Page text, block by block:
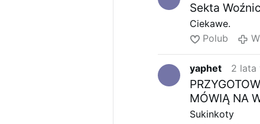
Sekta
Ciekawe.
Polub
yaphet 2 lata
MÓWIĄ NA
Sukinkoty